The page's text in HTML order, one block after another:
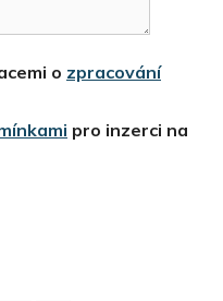
o zpracování
pro inzerci na